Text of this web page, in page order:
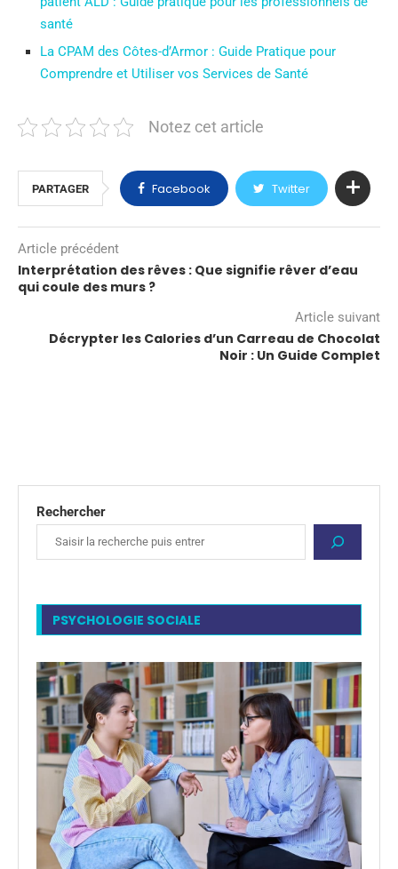
santé
La CPAM des Côtes-d’Armor : Guide Pratique pour
Comprendre et Utiliser vos Services de Santé
Notez cet article
PARTAGER Facebook Twitter
Article précédent
Interprétation des rêves : Que signifie rêver d’eau
qui coule des murs ?
Article suivant
Décrypter les Calories d’un Carreau de Chocolat
Noir : Un Guide Complet
Rechercher
PSYCHOLOGIE SOCIALE